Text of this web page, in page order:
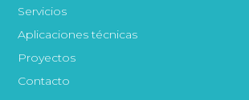
Servicios
Aplicaciones técnicas
Proyectos
Contacto